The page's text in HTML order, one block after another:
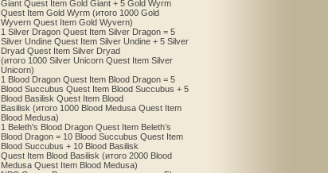
Giant Quest Item Gold Giant + 5 Gold Wyrm
Quest Item Gold Wyrm (итого 1000 Gold
Wyvern Quest Item Gold Wyvern)
1 Silver Dragon Quest Item Silver Dragon = 5
Silver Undine Quest Item Silver Undine + 5 Silver
Dryad Quest Item Silver Dryad
(итого 1000 Silver Unicorn Quest Item Silver
Unicorn)
1 Blood Dragon Quest Item Blood Dragon = 5
Blood Succubus Quest Item Blood Succubus + 5
Blood Basilisk Quest Item Blood
Basilisk (итого 1000 Blood Medusa Quest Item
Blood Medusa)
1 Beleth's Blood Dragon Quest Item Beleth’s
Blood Dragon = 10 Blood Succubus Quest Item
Blood Succubus + 10 Blood Basilisk
Quest Item Blood Basilisk (итого 2000 Blood
Medusa Quest Item Blood Medusa)